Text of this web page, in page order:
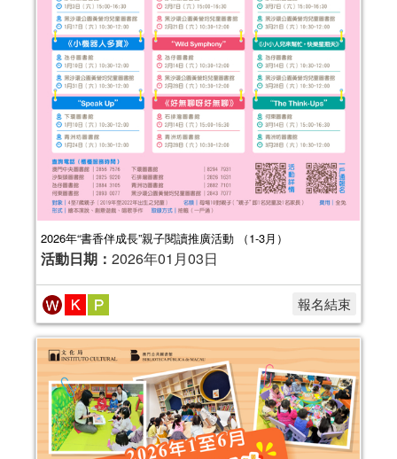
2026年“書香伴成長”親子閱讀推廣活動 （1-3月）
活動日期： 2026年01月03日
報名結束